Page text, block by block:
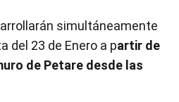
simultáneamente
del 23 de Enero a partir de
de Petare desde las